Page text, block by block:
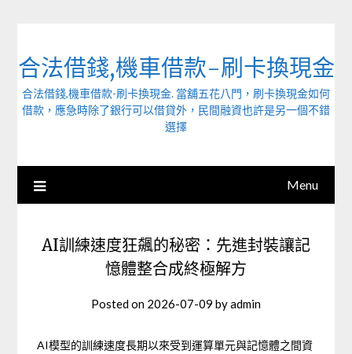
合法借錢,機車借款-刷卡換現金
合法借錢,機車借款-刷卡換現金. 當舖五花八門，刷卡換現金如何
借款，應急時除了銀行可以借貸外，民間融資也許是另一個不錯
選擇
Menu
AI訓練速度狂飆的秘密：先進封裝讓記
憶體整合成終極解方
Posted on 2026-07-09 byadmin
AI模型的訓練速度長期以來受到運算單元與記憶體之間資